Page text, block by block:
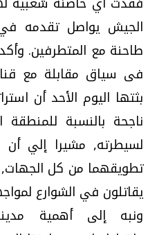
الجيش يواصل تقدمه
طاحنة مع المتطرفين.
فى سياق مقابلة مع قناة
بثتها اليوم الأحد أن
ناجحة بالنسبة
لسيطرته, مشيرا إلي أن
تطويقهما من كل
يقاتلون في الشوارع
ونبه إلى أهمية